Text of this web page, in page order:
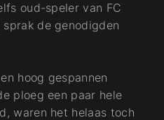
oud-speler van FC
de genodigden
hoog gespannen
ploeg een paar hele
waren het helaas toch